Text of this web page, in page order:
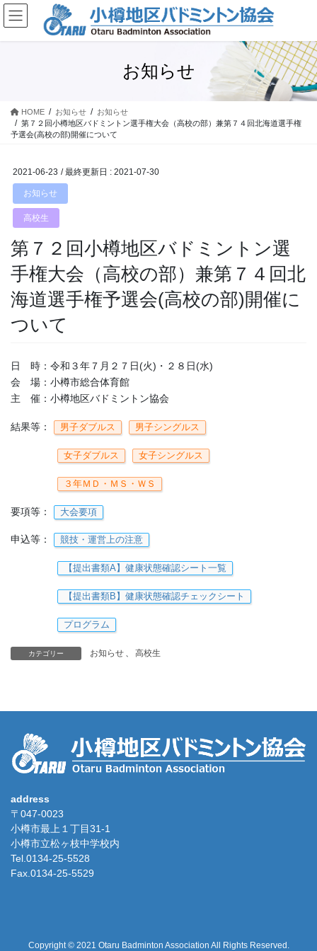
コ
ン
ナ
ビ
お知らせ
HOME お知らせ
お知らせ
第７２回小樽地区バドミントン選手権大会（高校の部）兼第７４回北海道選手権
予選会(高校の部)開催について
2021-06-23 / 最終更新日 : 2021-07-30
お知らせ
高校生
第７２回小樽地区バドミントン選
手権大会（高校の部）兼第７４回北
海道選手権予選会(高校の部)開催に
ついて
日 時：令和３年７月２７日(火)・２８日(水)
会 場：小樽市総合体育館
主 催：小樽地区バドミントン協会
結果等： 男子ダブルス 男子シングルス
女子ダブルス 女子シングルス
３年ＭＤ・ＭＳ・ＷＳ
要項等： 大会要項
申込等： 競技・運営上の注意
【提出書類A】健康状態確認シート一覧
【提出書類B】健康状態確認チェックシート
プログラム
カテゴリー お知らせ 高校生
address
〒047-0023
小樽市最上１丁目31-1
小樽市立松ヶ枝中学校内
Tel.0134-25-5528
Fax.0134-25-5529
Copyright © 2021 Otaru Badminton Association All Rights Reserved.